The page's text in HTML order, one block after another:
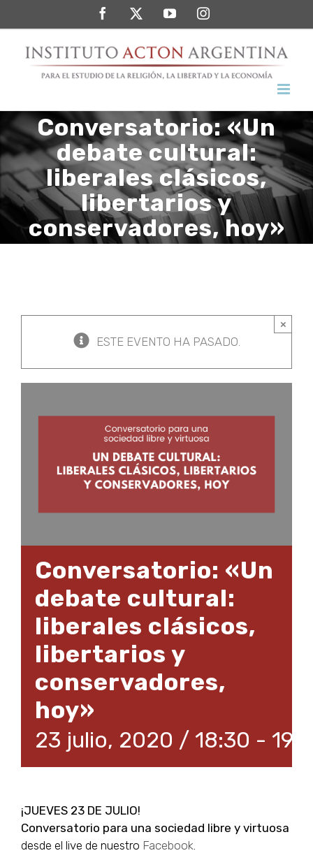
al
contenido
FacebookTwitterYouTubeInstagram
Conversatorio: «Un
debate cultural:
liberales clásicos,
libertarios y
conservadores, hoy»
ESTE EVENTO HA PASADO.
×
Conversatorio: «Un
debate cultural:
liberales clásicos,
libertarios y
conservadores,
hoy»
23 julio, 2020 / 18:30 -
¡JUEVES 23 DE JULIO!
Conversatorio para una sociedad libre y virtuosa
desde el live de nuestro Facebook